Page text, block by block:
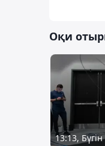
Оқи
13:13, Бүгін